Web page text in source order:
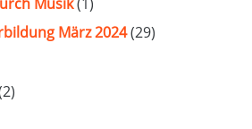
März 2024(29)